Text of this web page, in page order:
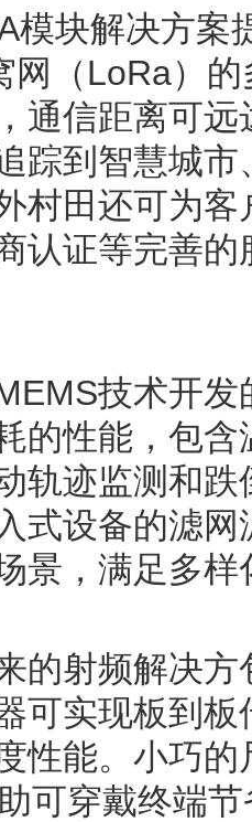
模块解决方案
网（LoRa）
通信距离可
踪到智慧城
村田还可为
认证等完善
技术开
的性能，包
轨迹监测和
式设备的滤
景，满足多样
的射频解决
可实现板到
性能。小巧
可穿戴终端